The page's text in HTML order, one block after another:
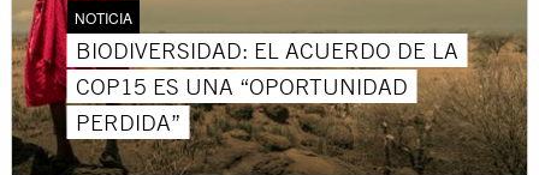
NOTICIA
BIODIVERSIDAD: EL ACUERDO DE LA
COP15 ES UNA “OPORTUNIDAD
PERDIDA”